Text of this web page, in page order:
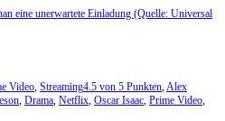
Video Streaming4.5 von 5 Punkten Alex
Drama Netflix Oscar Isaac Prime Video